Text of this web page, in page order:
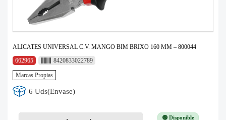
ALICATES UNIVERSAL C.V. MANGO BIM BRIXO 160 MM – 800044
662965
8420833022789
Marcas Propias
6 Uds(Envase)
🟢 Disponible